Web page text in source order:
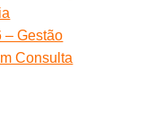
– Gestão
Consulta